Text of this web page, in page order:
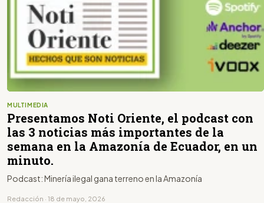
MULTIMEDIA
Presentamos Noti Oriente, el podcast con
las 3 noticias más importantes de la
semana en la Amazonía de Ecuador, en un
minuto.
Podcast: Minería ilegal gana terreno en la Amazonía
Redacción · 18 de mayo, 2026